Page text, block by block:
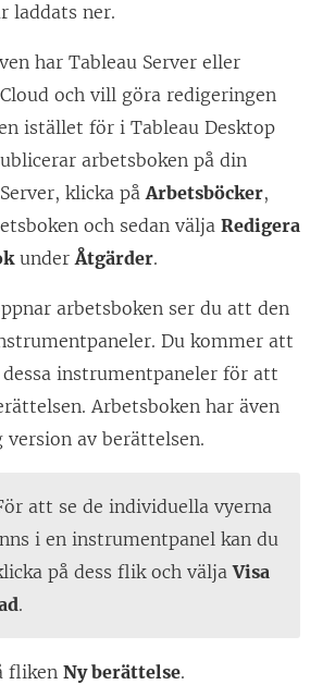
laddats ner.
har Tableau Server eller
och vill göra redigeringen
istället för i Tableau Desktop
arbetsboken på din
klicka påArbetsböcker,
och sedan välja Redigera
underÅtgärder.
arbetsboken ser du att den
Du kommer att
dessa instrumentpaneler för att
Arbetsboken har även
version av berättelsen.
att se de individuella vyerna
i en instrumentpanel kan du
på dess flik och väljaVisa
.
fliken Ny berättelse.